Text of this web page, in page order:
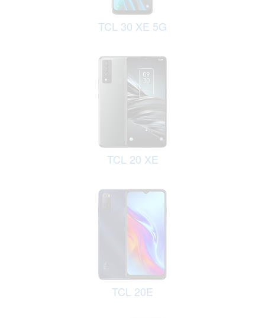
TCL 30 XE 5G
TCL 20 XE
TCL 20E